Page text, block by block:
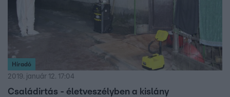
Híradó
2019. január 12. 17:04
Családirtás - életveszélyben a kislány